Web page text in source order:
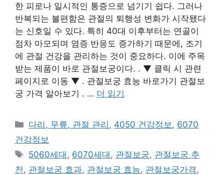
한 피로나 일시적인 통증으로 넘기기 쉽다. 그러나
반복되는 불편함은 관절의 퇴행성 변화가 시작됐다
는 신호일 수 있다. 특히 40대 이후부터는 연골이
점차 마모되며 염증 반응도 증가하기 때문에, 조기
에 관절 건강을 관리하는 것이 중요하다. 이에 주목
받는 제품이 바로 관절보궁이다. . ▼ 클릭 시 관련
페이지로 이동 ▼ . 관절보궁 효능 바로가기 관절보
궁 가격 알아보기 . … 더 읽기
카
테
고
리
다리, 무릎, 관절 관리 , 4050 건강정보 , 6070
건강정보
태
그
5060세대 , 6070세대 , 관절보궁, 관절보궁 추
천 , 관절보궁 효과, 관절보궁 효능, 관절보궁가격 ,